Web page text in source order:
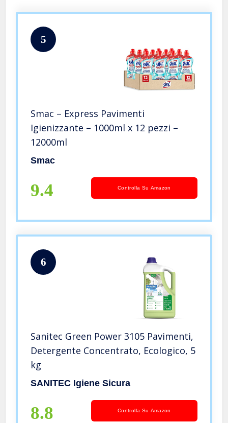
5
Smac – Express Pavimenti
Igienizzante – 1000ml x 12 pezzi –
12000ml
Smac
9.4 Controlla Su Amazon
6
Sanitec Green Power 3105 Pavimenti,
Detergente Concentrato, Ecologico, 5
kg
SANITEC Igiene Sicura
8.8 Controlla Su Amazon